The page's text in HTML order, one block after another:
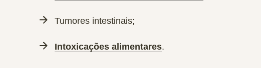
Tumores intestinais;
Intoxicações alimentares.